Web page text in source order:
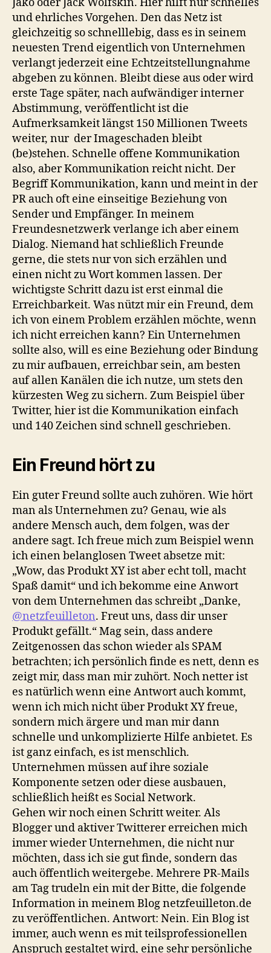
Jako oder Jack Wolfskin. Hier hilft nur schnelles
und ehrliches Vorgehen. Den das Netz ist
gleichzeitig so schnelllebig, dass es in seinem
neuesten Trend eigentlich von Unternehmen
verlangt jederzeit eine Echtzeitstellungnahme
abgeben zu können. Bleibt diese aus oder wird
erste Tage später, nach aufwändiger interner
Abstimmung, veröffentlicht ist die
Aufmerksamkeit längst 150 Millionen Tweets
weiter, nur der Imageschaden bleibt
(be)stehen. Schnelle offene Kommunikation
also, aber Kommunikation reicht nicht. Der
Begriff Kommunikation, kann und meint in der
PR auch oft eine einseitige Beziehung von
Sender und Empfänger. In meinem
Freundesnetzwerk verlange ich aber einem
Dialog. Niemand hat schließlich Freunde
gerne, die stets nur von sich erzählen und
einen nicht zu Wort kommen lassen. Der
wichtigste Schritt dazu ist erst einmal die
Erreichbarkeit. Was nützt mir ein Freund, dem
ich von einem Problem erzählen möchte, wenn
ich nicht erreichen kann? Ein Unternehmen
sollte also, will es eine Beziehung oder Bindung
zu mir aufbauen, erreichbar sein, am besten
auf allen Kanälen die ich nutze, um stets den
kürzesten Weg zu sichern. Zum Beispiel über
Twitter, hier ist die Kommunikation einfach
und 140 Zeichen sind schnell geschrieben.
Ein Freund hört zu
Ein guter Freund sollte auch zuhören. Wie hört
man als Unternehmen zu? Genau, wie als
andere Mensch auch, dem folgen, was der
andere sagt. Ich freue mich zum Beispiel wenn
ich einen belanglosen Tweet absetze mit:
„Wow, das Produkt XY ist aber echt toll, macht
Spaß damit“ und ich bekomme eine Anwort
von dem Unternehmen das schreibt „Danke,
@netzfeuilleton. Freut uns, dass dir unser
Produkt gefällt.“ Mag sein, dass andere
Zeitgenossen das schon wieder als SPAM
betrachten; ich persönlich finde es nett, denn es
zeigt mir, dass man mir zuhört. Noch netter ist
es natürlich wenn eine Antwort auch kommt,
wenn ich mich nicht über Produkt XY freue,
sondern mich ärgere und man mir dann
schnelle und unkomplizierte Hilfe anbietet. Es
ist ganz einfach, es ist menschlich.
Unternehmen müssen auf ihre soziale
Komponente setzen oder diese ausbauen,
schließlich heißt es Social Network.
Gehen wir noch einen Schritt weiter. Als
Blogger und aktiver Twitterer erreichen mich
immer wieder Unternehmen, die nicht nur
möchten, dass ich sie gut finde, sondern das
auch öffentlich weitergebe. Mehrere PR-Mails
am Tag trudeln ein mit der Bitte, die folgende
Information in meinem Blog netzfeuilleton.de
zu veröffentlichen. Antwort: Nein. Ein Blog ist
immer, auch wenn es mit teilsprofessionellen
Anspruch gestaltet wird, eine sehr persönliche